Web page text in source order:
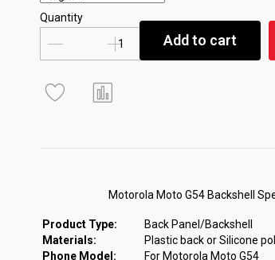
Motorola Moto G54 Backshell
Product Type:
Back Panel/Backshell
Materials:
Plastic back or Silicone
Phone Model:
For Motorola Moto G54
Quantity
Add to cart